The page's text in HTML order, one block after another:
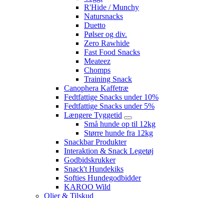
R'Hide / Munchy
Natursnacks
Duetto
Pølser og div.
Zero Rawhide
Fast Food Snacks
Meateez
Chomps
Training Snack
Canophera Kaffetræ
Fedtfattige Snacks under 10%
Fedtfattige Snacks under 5%
Længere Tyggetid
Små hunde op til 12kg
Større hunde fra 12kg
Snackbar Produkter
Interaktion & Snack Legetøj
Godbidskrukker
Snack't Hundekiks
Softies Hundegodbidder
KAROO Wild
Olier & Tilskud